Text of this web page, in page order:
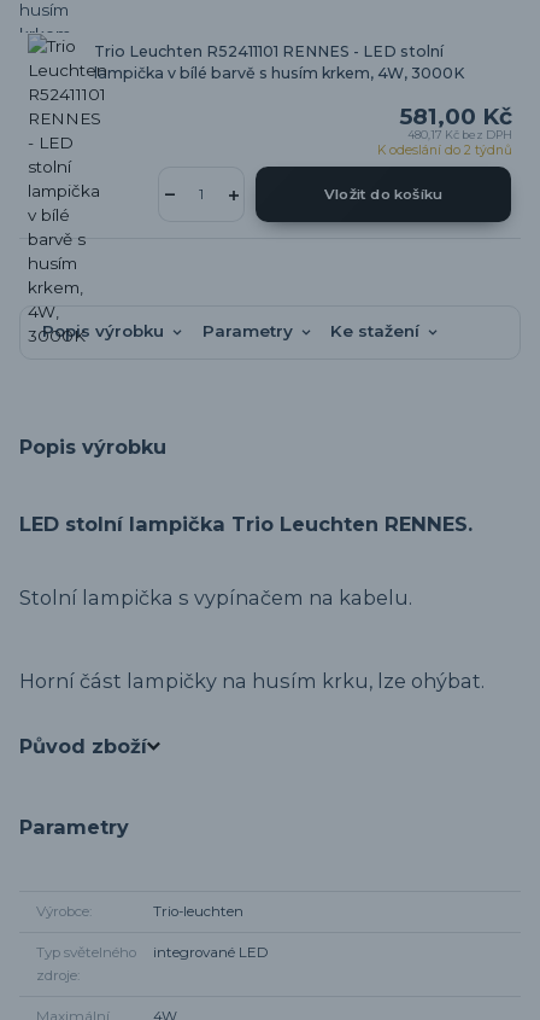
Trio Leuchten R52411101 RENNES - LED stolní
lampička v bílé barvě s husím krkem, 4W, 3000K
581,00 Kč
480,17 Kč bez DPH
K odeslání do 2 týdnů
Vložit do košíku
Popis výrobku Parametry Ke stažení
Popis výrobku
LED stolní lampička Trio Leuchten RENNES.
Stolní lampička s vypínačem na kabelu.
Horní část lampičky na husím krku, lze ohýbat.
Původ zboží
Parametry
Výrobce Trio-leuchten
Typ světelného
zdroje
integrované LED
Maximální 4W